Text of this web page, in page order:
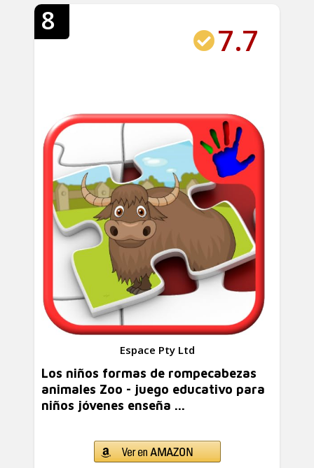
8
7.7
Espace Pty Ltd
Los niños formas de rompecabezas
animales Zoo - juego educativo para
niños jóvenes enseña ...